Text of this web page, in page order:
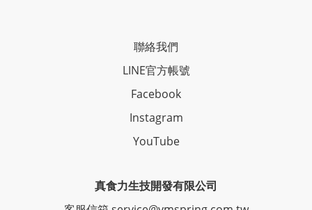
聯絡我們
LINE官方帳號
Facebook
Instagram
YouTube
真食力生技開發有限公司